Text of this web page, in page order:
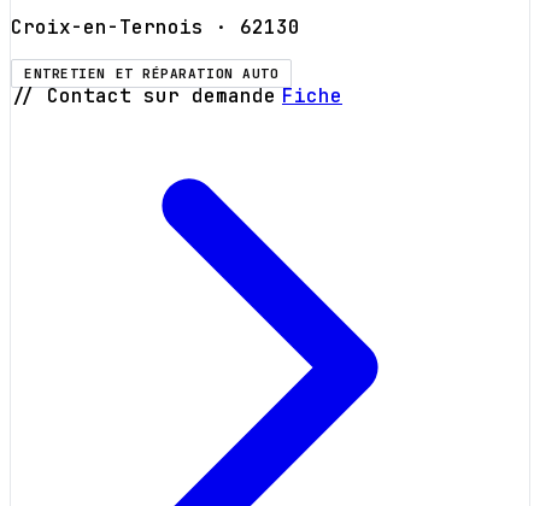
Croix-en-Ternois · 62130
ENTRETIEN ET RÉPARATION AUTO
// Contact sur demande Fiche